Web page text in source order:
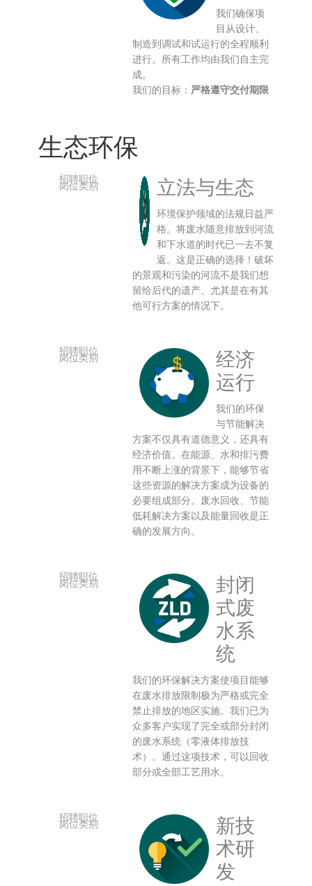
我们确保项
目从设计、
制造到调试和试运行的全程顺利
进行。所有工作均由我们自主完
成。
我们的目标： 严格遵守交付期限
生态环保
立法与生态
环境保护领域的法规日益严
格。将废水随意排放到河流
和下水道的时代已一去不复
返。这是正确的选择！破坏
的景观和污染的河流不是我们想
留给后代的遗产。尤其是在有其
他可行方案的情况下。
经济
运行
我们的环保
与节能解决
方案不仅具有道德意义，还具有
经济价值。在能源、水和排污费
用不断上涨的背景下，能够节省
这些资源的解决方案成为设备的
必要组成部分。废水回收、节能
低耗解决方案以及能量回收是正
确的发展方向。
封闭
式废
水系
统
我们的环保解决方案使项目能够
在废水排放限制极为严格或完全
禁止排放的地区实施。我们已为
众多客户实现了完全或部分封闭
的废水系统（零液体排放技
术）。通过这项技术，可以回收
部分或全部工艺用水。
新技
术研
发